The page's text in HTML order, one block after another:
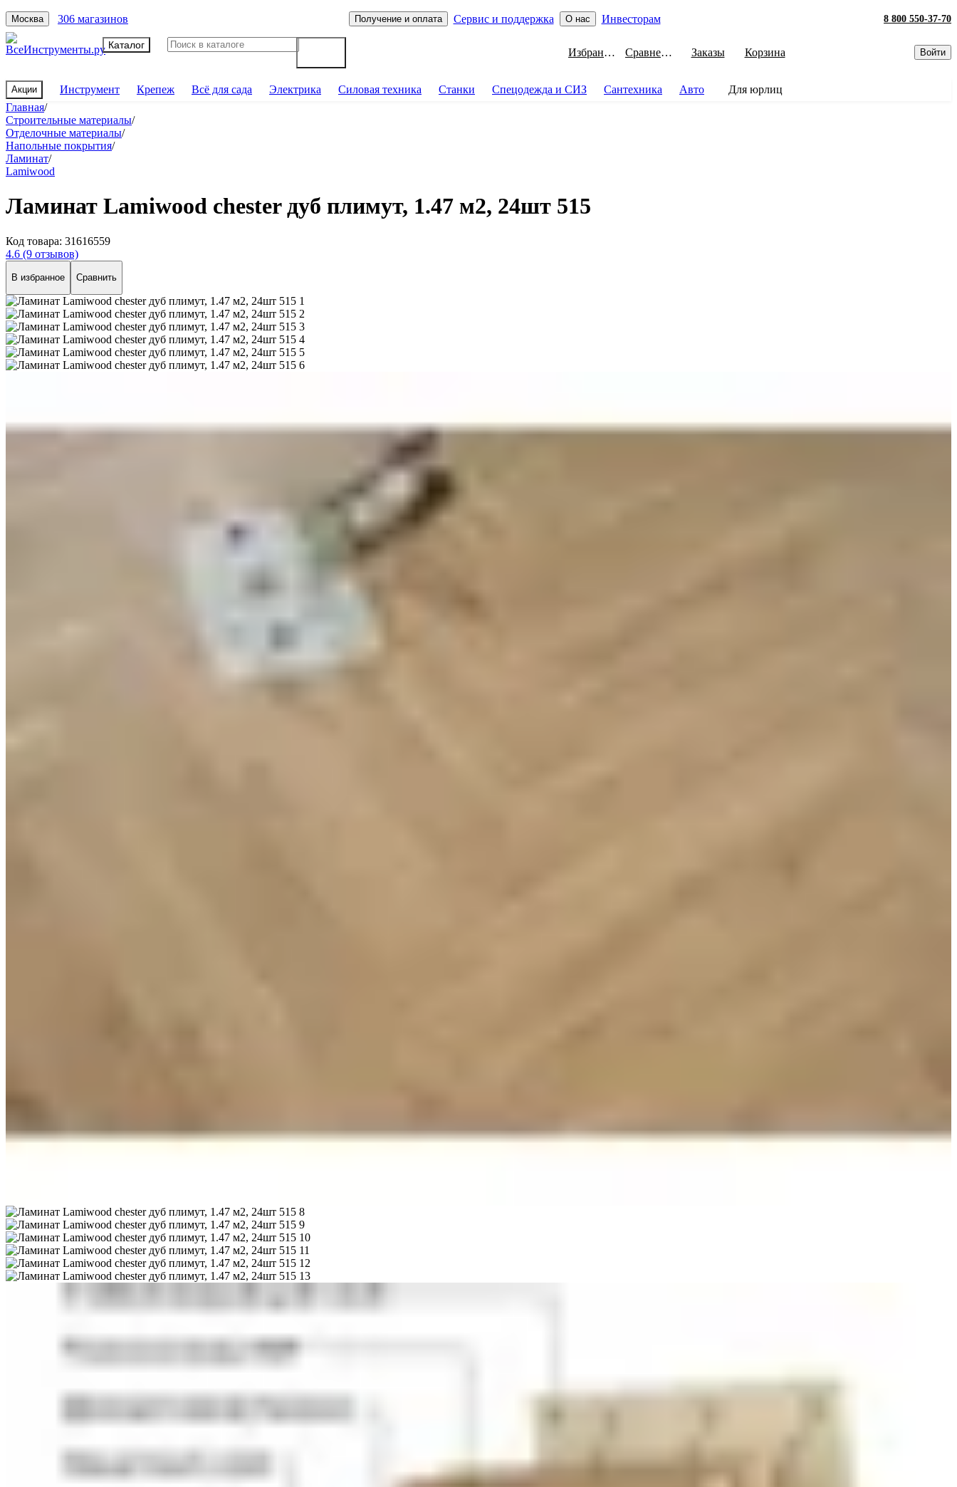
Москва 306 магазинов Получение и оплата Сервис и поддержка О нас Инвесторам 8 800 550-37-70
Каталог
Избранное Сравнение Заказы Корзина Войти
Акции Инструмент Крепеж Всё для сада Электрика Силовая техника Станки Спецодежда и СИЗ Сантехника Авто
Для юрлиц
Главная/
Строительные материалы/
Отделочные материалы/
Напольные покрытия/
Ламинат/
Lamiwood
Ламинат Lamiwood chester дуб плимут, 1.47 м2, 24шт 515
Код товара: 31616559
4.6 (9 отзывов)
В избранное Сравнить